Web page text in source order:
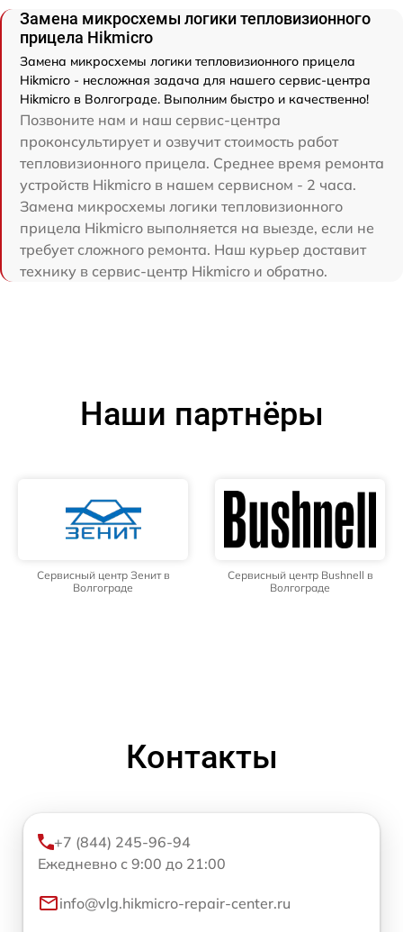
Замена микросхемы логики тепловизионного
прицела Hikmicro
Замена микросхемы логики тепловизионного прицела
Hikmicro - несложная задача для нашего сервис-центра
Hikmicro в Волгограде. Выполним быстро и качественно!
Позвоните нам и наш сервис-центра
проконсультирует и озвучит стоимость работ
тепловизионного прицела. Среднее время ремонта
устройств Hikmicro в нашем сервисном - 2 часа.
Замена микросхемы логики тепловизионного
прицела Hikmicro выполняется на выезде, если не
требует сложного ремонта. Наш курьер доставит
технику в сервис-центр Hikmicro и обратно.
Наши партнёры
Сервисный центр Зенит в
Волгограде
Сервисный центр Bushnell в
Волгограде
Контакты
+7 (844) 245-96-94
Ежедневно с 9:00 до 21:00
info@vlg.hikmicro-repair-center.ru